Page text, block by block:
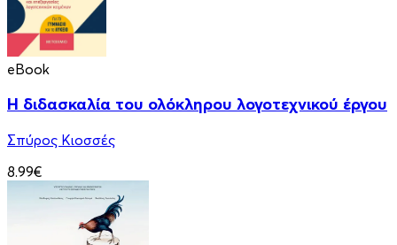
eBook
Η διδασκαλία του ολόκληρου λογοτεχνικού έργου
Σπύρος Κιοσσές
8.99€